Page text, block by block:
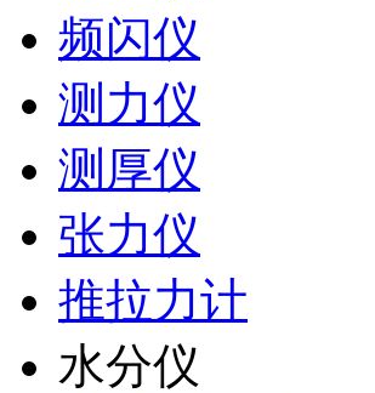
频闪仪
测力仪
测厚仪
张力仪
推拉力计
水分仪